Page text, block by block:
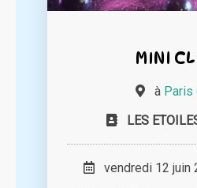
MINI
à Paris
LES
vendredi 12 juin